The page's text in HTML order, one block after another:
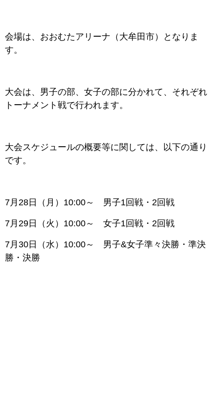
会場は、おおむたアリーナ（大牟田市）となりま
す。
大会は、男子の部、女子の部に分かれて、それぞれ
トーナメント戦で行われます。
大会スケジュールの概要等に関しては、以下の通り
です。
7月28日（月）10:00～ 男子1回戦・2回戦
7月29日（火）10:00～ 女子1回戦・2回戦
7月30日（水）10:00～ 男子&女子準々決勝・準決
勝・決勝